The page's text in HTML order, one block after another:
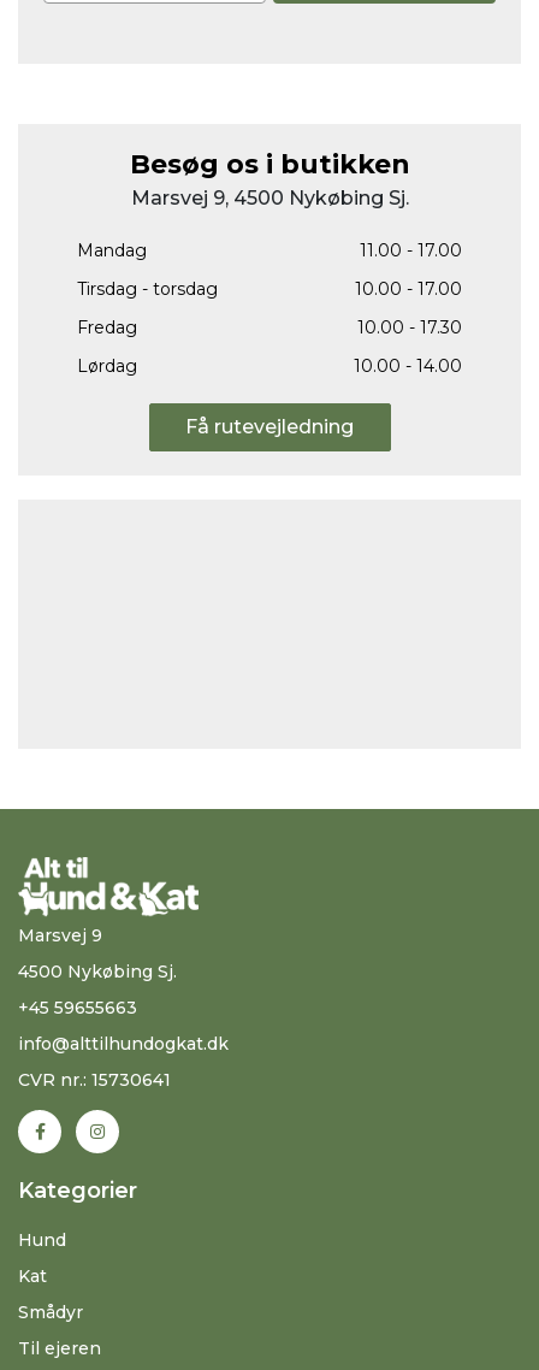
Besøg os i butikken
Marsvej 9, 4500 Nykøbing Sj.
Mandag
11.00 - 17.00
Tirsdag - torsdag
10.00 - 17.00
Fredag
10.00 - 17.30
Lørdag
10.00 - 14.00
Få rutevejledning
Marsvej 9
4500 Nykøbing Sj.
+45 59655663
info@alttilhundogkat.dk
CVR nr.: 15730641
Kategorier
Hund
Kat
Smådyr
Til ejeren